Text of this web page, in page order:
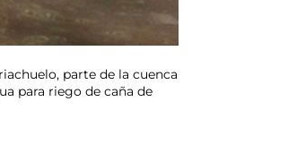
parte de la cuenca
para riego de caña de